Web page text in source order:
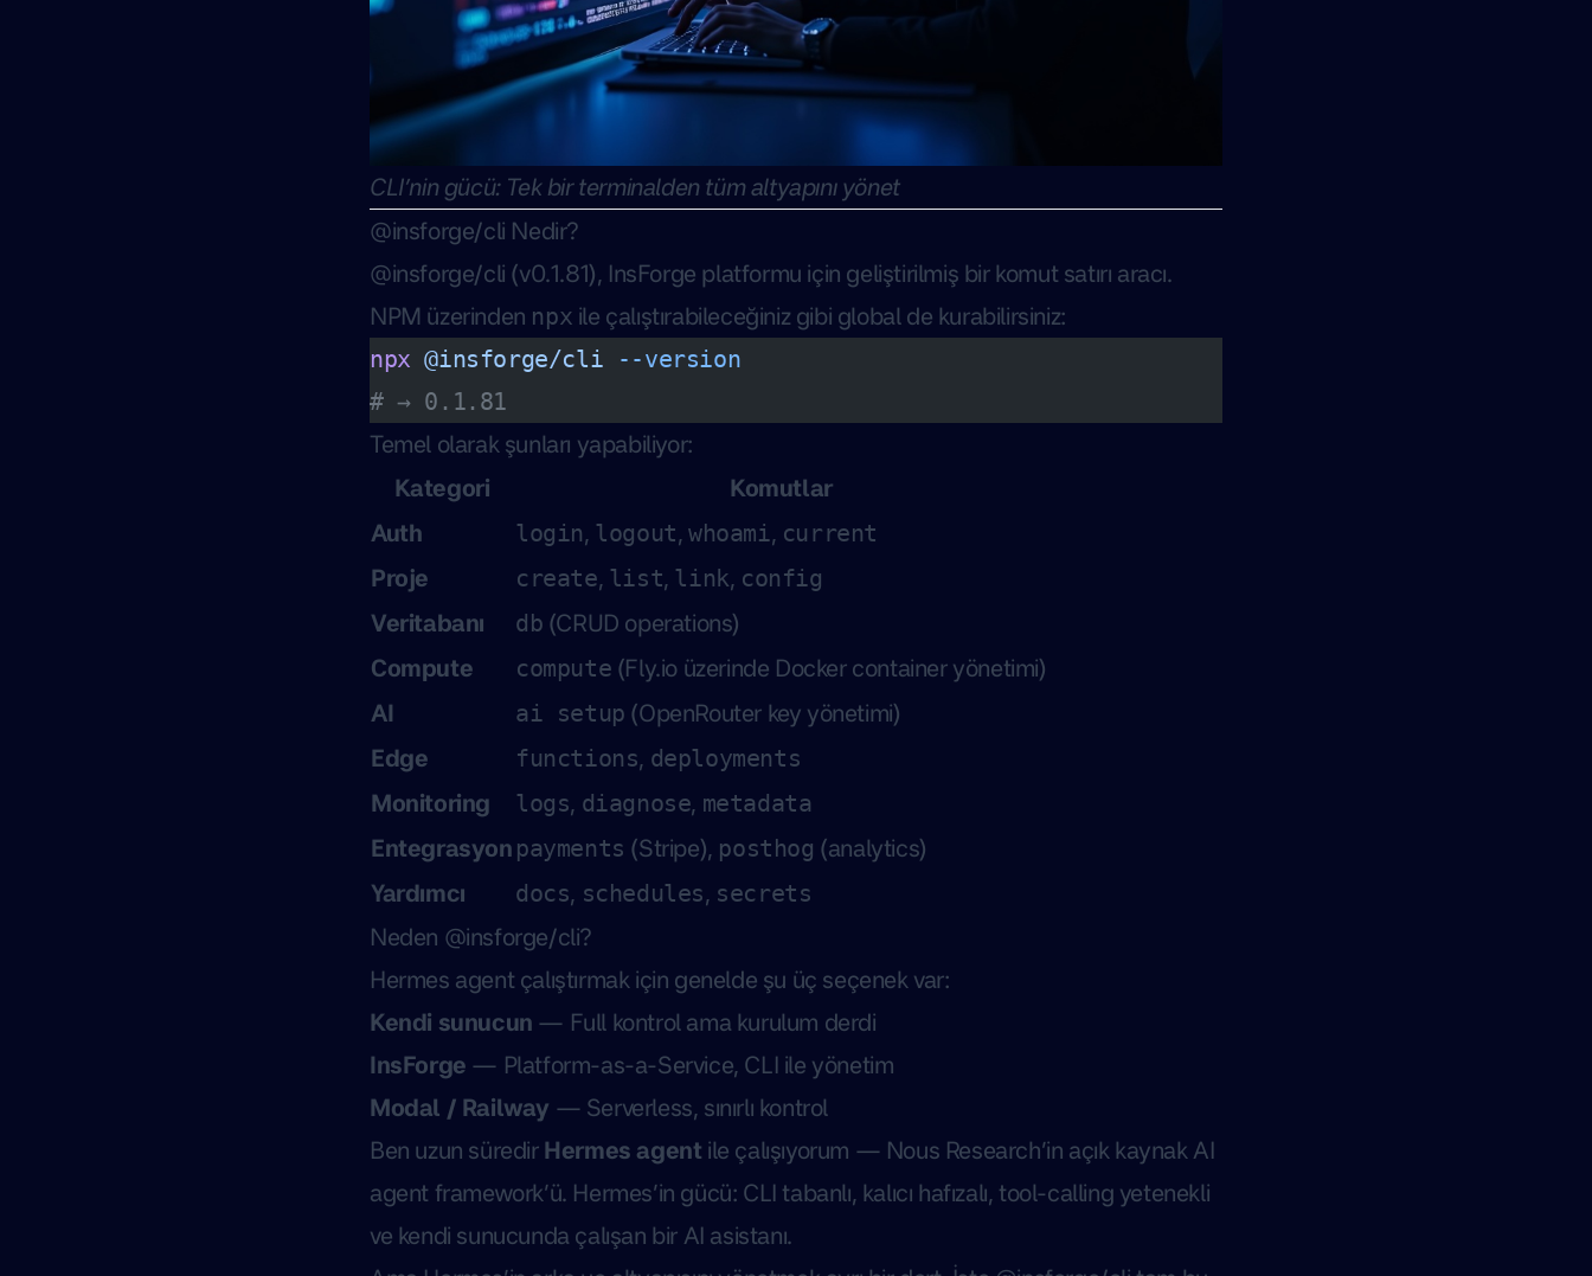
CLI’nin gücü: Tek bir terminalden tüm altyapını yönet
@insforge/cli Nedir?
@insforge/cli (v0.1.81), InsForge platformu için geliştirilmiş bir komut satırı aracı.
NPM üzerinden npx ile çalıştırabileceğiniz gibi global de kurabilirsiniz:
npx @insforge/cli --version
# → 0.1.81
Temel olarak şunları yapabiliyor:
Kategori
Komutlar
Auth
login, logout,whoami, current
Proje create, list, link, config
Veritabanı db (CRUD operations)
Compute
compute (Fly.io üzerinde Docker container yönetimi)
AI
ai setup (OpenRouter key yönetimi)
Edge
functions, deployments
Monitoring logs, diagnose, metadata
Entegrasyon payments (Stripe), posthog (analytics)
Yardımcı
docs, schedules, secrets
Neden @insforge/cli?
Hermes agent çalıştırmak için genelde şu üç seçenek var:
Kendi sunucun — Full kontrol ama kurulum derdi
InsForge — Platform-as-a-Service, CLI ile yönetim
Modal / Railway — Serverless, sınırlı kontrol
Ben uzun süredir Hermes agent ile çalışıyorum — Nous Research’in açık kaynak AI
agent framework’ü. Hermes’in gücü: CLI tabanlı, kalıcı hafızalı, tool-calling yetenekli
ve kendi sunucunda çalışan bir AI asistanı.